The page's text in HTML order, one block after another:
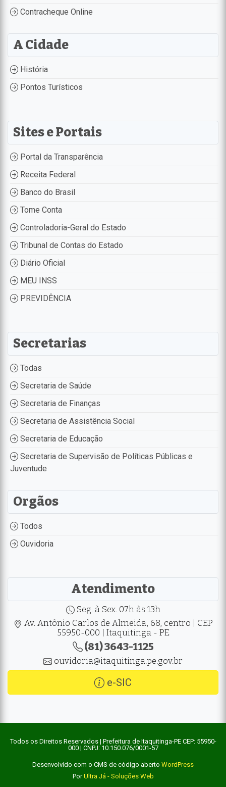
Contracheque Online
A Cidade
História
Pontos Turísticos
Sites e Portais
Portal da Transparência
Receita Federal
Banco do Brasil
Tome Conta
Controladoria-Geral do Estado
Tribunal de Contas do Estado
Diário Oficial
MEU INSS
PREVIDÊNCIA
Secretarias
Todas
Secretaria de Saúde
Secretaria de Finanças
Secretaria de Assistência Social
Secretaria de Educação
Secretaria de Supervisão de Políticas Públicas e
Juventude
Orgãos
Todos
Ouvidoria
Atendimento
Seg. à Sex. 07h às 13h
Av. Antônio Carlos de Almeida, 68, centro | CEP
55950-000 | Itaquitinga - PE
(81) 3643-1125
ouvidoria@itaquitinga.pe.gov.br
e-SIC
Todos os Direitos Reservados | Prefeitura de Itaquitinga-PE CEP: 55950-
000 | CNPJ: 10.150.076/0001-57
Desenvolvido com o CMS de código aberto WordPress
PorUltra Já - Soluções Web